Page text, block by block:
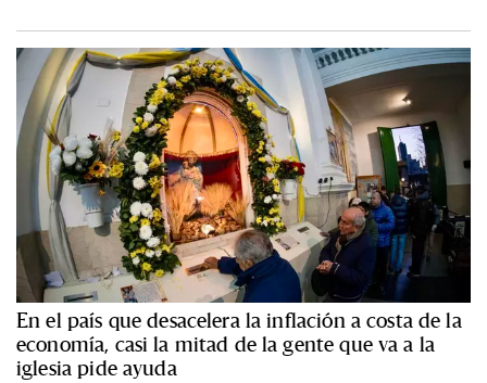
En el país que desacelera la inflación a costa de la
economía, casi la mitad de la gente que va a la
iglesia pide ayuda